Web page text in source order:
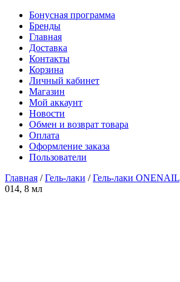
Бонусная программа
Бренды
Главная
Доставка
Контакты
Корзина
Личный кабинет
Магазин
Мой аккаунт
Новости
Обмен и возврат товара
Оплата
Оформление заказа
Пользователи
Главная /Гель-лаки /Гель-лаки ONENAIL
014, 8 мл